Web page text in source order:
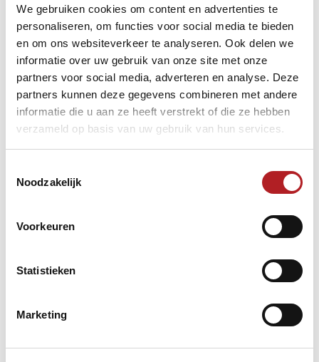
We gebruiken cookies om content en advertenties te
personaliseren, om functies voor social media te bieden
en om ons websiteverkeer te analyseren. Ook delen we
informatie over uw gebruik van onze site met onze
partners voor social media, adverteren en analyse. Deze
partners kunnen deze gegevens combineren met andere
informatie die u aan ze heeft verstrekt of die ze hebben
verzameld op basis van uw gebruik van hun services.
Noodzakelijk
Voorkeuren
Statistieken
Marketing
Vergaderen in het hart van de sport?
Het kantoor in Nieuwegein van de Nederlandse Darts
Bond en de Koninklijke Nederlandse Biljart Bond
beschikt over twee moderne zalen, ideaal voor
vergaderingen, presentaties en brainstormsessies.
Alles over (mogelijkheid tot huren van) beide